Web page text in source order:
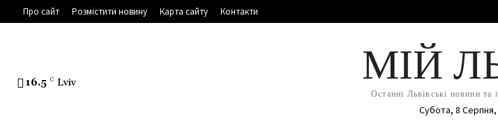
Про сайт Розмістити новину Карта сайту Контакти
16.5 C Lviv МІЙ
Останні Львівські новини та
Субота, 8 Серпня,